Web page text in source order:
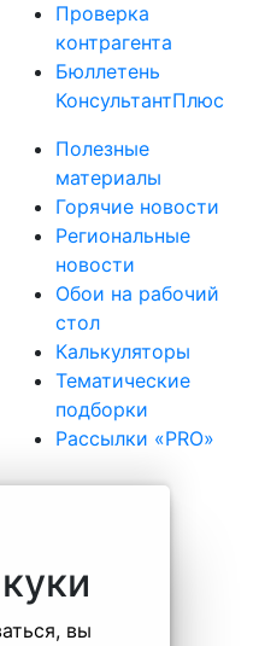
вы
Проверка
контрагента
Бюллетень
КонсультантПлюс
Полезные
материалы
Горячие новости
Региональные
новости
Обои на рабочий
стол
Калькуляторы
Тематические
подборки
Рассылки «PRO»